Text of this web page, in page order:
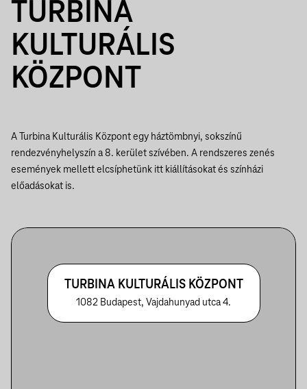
TURBINA
KULTURÁLIS
KÖZPONT
A Turbina Kulturális Központ egy háztömbnyi, sokszínű
rendezvényhelyszín a 8. kerület szívében. A rendszeres zenés
események mellett elcsíphetünk itt kiállításokat és színházi
előadásokat is.
TURBINA KULTURÁLIS KÖZPONT
1082 Budapest, Vajdahunyad utca 4.